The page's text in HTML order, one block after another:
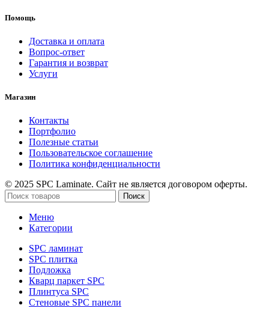
Помощь
Доставка и оплата
Вопрос-ответ
Гарантия и возврат
Услуги
Магазин
Контакты
Портфолио
Полезные статьи
Пользовательское соглашение
Политика конфиденциальности
© 2025 SPC Laminate. Сайт не является договором оферты.
Поиск
Меню
Категории
SPC ламинат
SPC плитка
Подложка
Кварц паркет SPC
Плинтуса SPC
Стеновые SPC панели